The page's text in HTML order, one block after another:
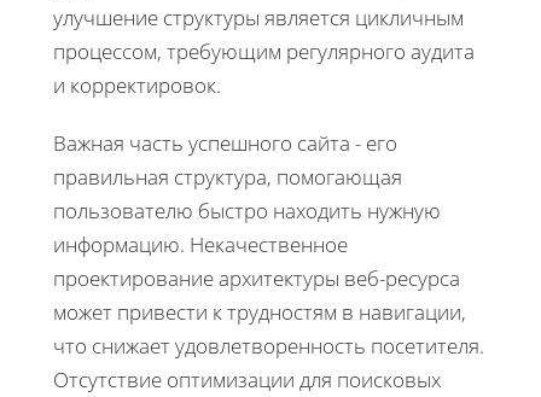
улучшение структуры является цикличным
процессом, требующим регулярного аудита
и корректировок.
Важная часть успешного сайта - его
правильная структура, помогающая
пользователю быстро находить нужную
информацию. Некачественное
проектирование архитектуры веб-ресурса
может привести к трудностям в навигации,
что снижает удовлетворенность посетителя.
Отсутствие оптимизации для поисковых